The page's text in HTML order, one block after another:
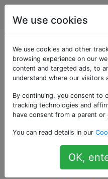
Joomla
design»
de
d'affichage
We use cookies
We use cookies and other
browsing experience on our
content and targeted ads, to
understand where our visitors
By continuing, you consent to
tracking technologies and
have consent from a parent or
You can read details in our
OK,